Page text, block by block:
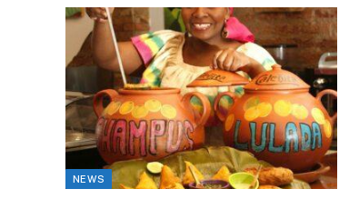
NEWS